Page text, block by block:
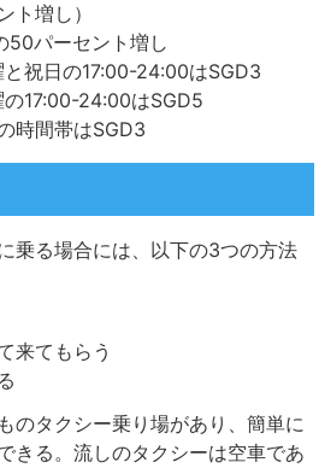
増し）
50パーセント増し
と祝日の17:00-24:00はSGD3
の17:00-24:00はSGD5
時間帯はSGD3
乗る場合には、以下の3つの方法
来てもらう
のタクシー乗り場があり、簡単に
きる。流しのタクシーは空車であ